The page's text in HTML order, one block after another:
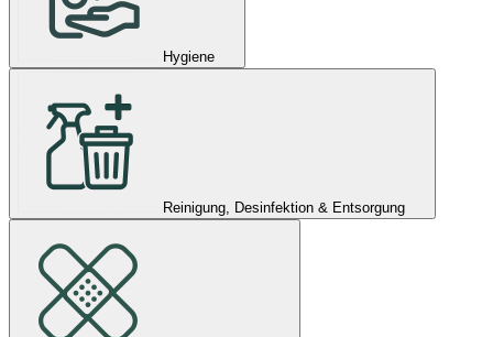
Hygiene
Reinigung, Desinfektion & Entsorgung